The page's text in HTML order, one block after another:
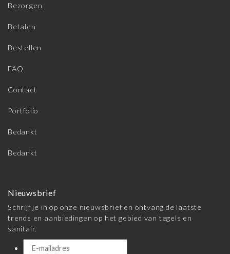
Bezorgen
Betalen
Bestellen
FAQ
Contact
Portfolio
Bedankt
Bedankt
Nieuwsbrief
Schrijf je in op onze nieuwsbrief en ontvang de laatste
trends en aanbiedingen op het gebied van tegels en
sanitair.